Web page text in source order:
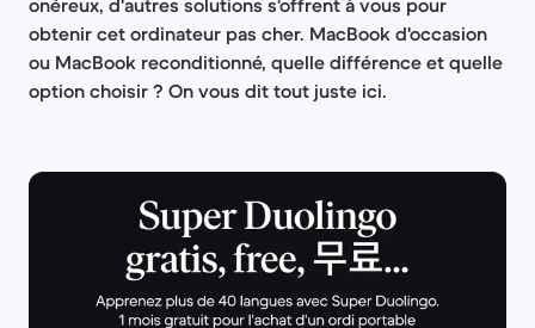
onéreux, d'autres solutions s'offrent à vous pour
obtenir cet ordinateur pas cher. MacBook d'occasion
ou MacBook reconditionné, quelle différence et quelle
option choisir ? On vous dit tout juste ici.